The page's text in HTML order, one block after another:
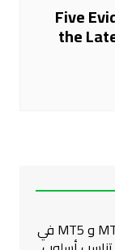
Five
the
مقارنة بين منصتي MT4 و MT5 في